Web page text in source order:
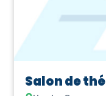
Salon de thé